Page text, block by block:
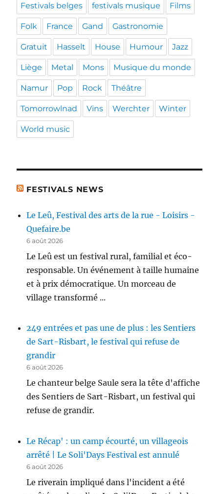
Festivals belges festivals musique Films
Folk France Gand Gastronomie
Gratuit Hasselt House Humour Jazz
Liège Metal Mons Musique du monde
Namur Pop Rock Théâtre
Tomorrowlnad Vins Werchter Winter
World music
FESTIVALS NEWS
Le Leû, Festival des arts de la rue - Loisirs -
Quefaire.be
6 août 2026
Le Leû est un festival rural, familial et éco-
responsable. Un événement à taille humaine
et à prix démocratique. Un morceau de
village transformé ...
249 entrées et pas une de plus : les Sentiers
de Sart-Risbart, le festival qui refuse de
grandir
6 août 2026
Le chanteur belge Saule sera la tête d'affiche
des Sentiers de Sart-Risbart, un festival qui
refuse de grandir.
Le Récap' : un camp écourté, un villageois
arrêté | Le Soli'Days Festival est annulé
6 août 2026
Le riverain impliqué dans l'incident a été